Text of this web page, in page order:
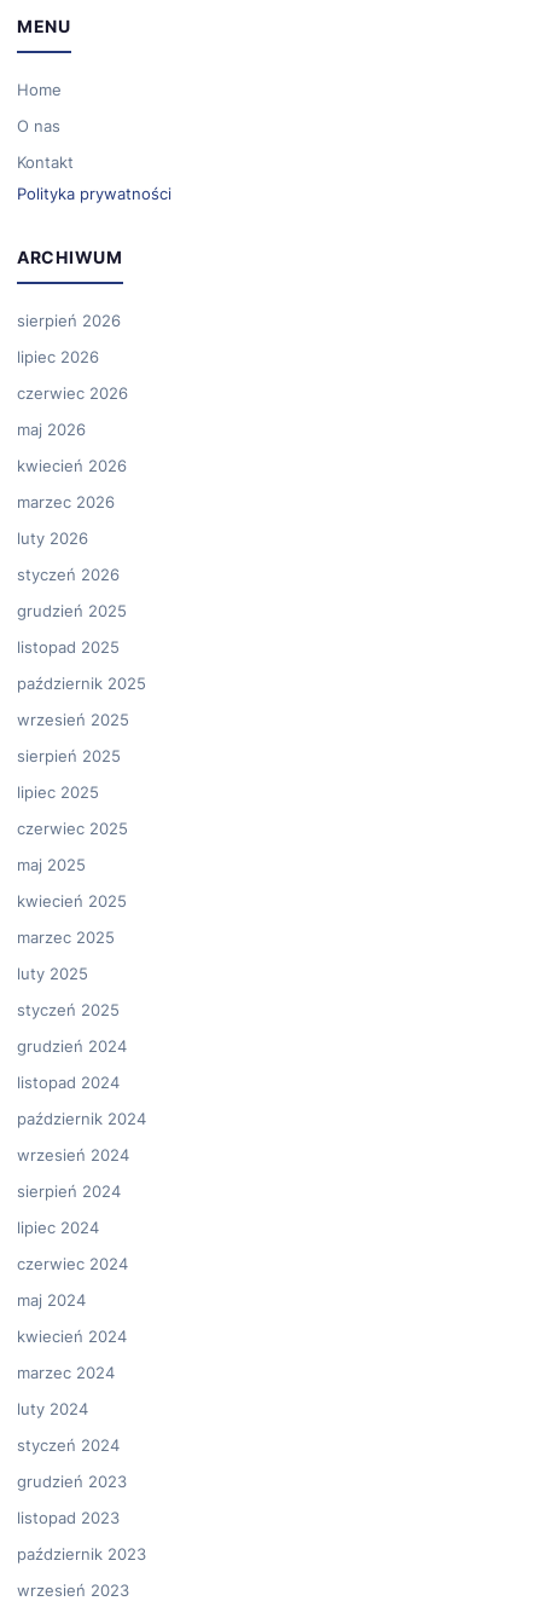
MENU
Home
O nas
Kontakt
Polityka prywatności
ARCHIWUM
sierpień 2026
lipiec 2026
czerwiec 2026
maj 2026
kwiecień 2026
marzec 2026
luty 2026
styczeń 2026
grudzień 2025
listopad 2025
październik 2025
wrzesień 2025
sierpień 2025
lipiec 2025
czerwiec 2025
maj 2025
kwiecień 2025
marzec 2025
luty 2025
styczeń 2025
grudzień 2024
listopad 2024
październik 2024
wrzesień 2024
sierpień 2024
lipiec 2024
czerwiec 2024
maj 2024
kwiecień 2024
marzec 2024
luty 2024
styczeń 2024
grudzień 2023
listopad 2023
październik 2023
wrzesień 2023